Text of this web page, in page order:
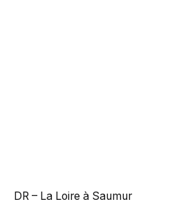
DR – La Loire à Saumur